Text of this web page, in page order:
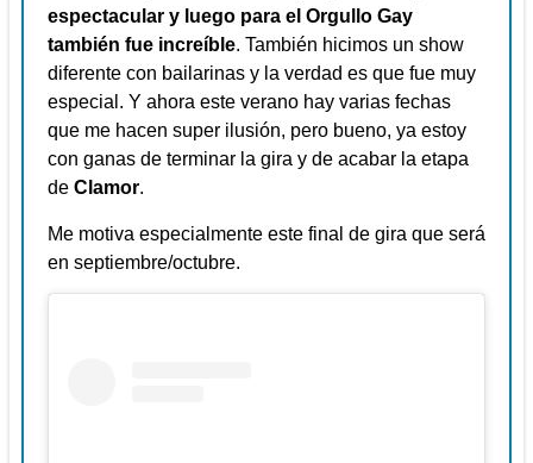
espectacular y luego para el Orgullo Gay
también fue increíble. También hicimos un show
diferente con bailarinas y la verdad es que fue muy
especial. Y ahora este verano hay varias fechas
que me hacen super ilusión, pero bueno, ya estoy
con ganas de terminar la gira y de acabar la etapa
de Clamor.
Me motiva especialmente este final de gira que será
en septiembre/octubre.